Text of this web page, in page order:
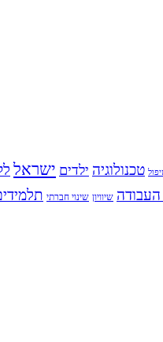
טכנולוגיה ילדים ישראל
שיוויון שינוי חברתי